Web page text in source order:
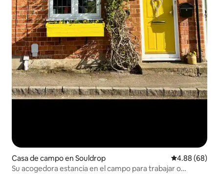
Casa de campo en Souldrop Calificación
4.88 (68)
Su acogedora estancia en el campo para trabajar o